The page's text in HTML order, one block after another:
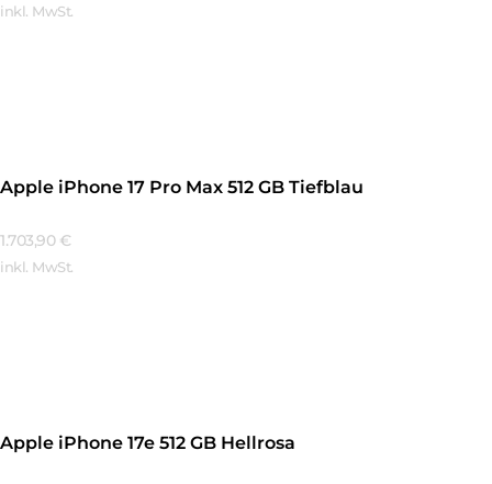
inkl. MwSt.
Apple iPhone 17 Pro Max 512 GB Tiefblau
1.703,90 €
inkl. MwSt.
Apple iPhone 17e 512 GB Hellrosa